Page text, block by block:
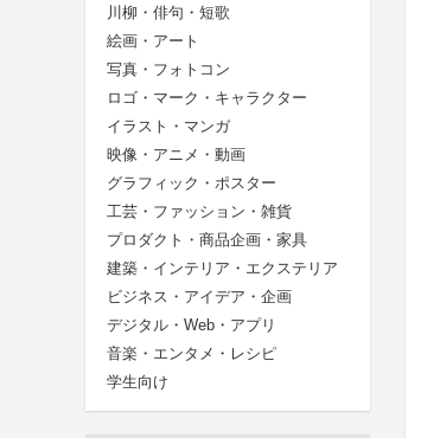
川柳・俳句・短歌
絵画・アート
写真・フォトコン
ロゴ・マーク・キャラクター
イラスト・マンガ
映像・アニメ・動画
グラフィック・ポスター
工芸・ファッション・雑貨
プロダクト・商品企画・家具
建築・インテリア・エクステリア
ビジネス・アイデア・企画
デジタル・Web・アプリ
音楽・エンタメ・レシピ
学生向け